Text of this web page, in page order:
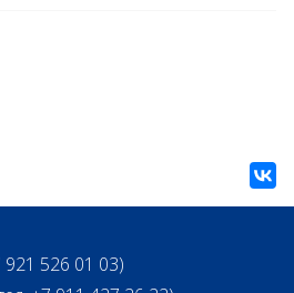
921 526 01 03)